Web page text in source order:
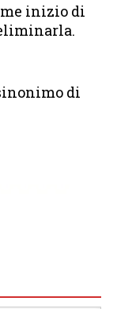
inizio di
di